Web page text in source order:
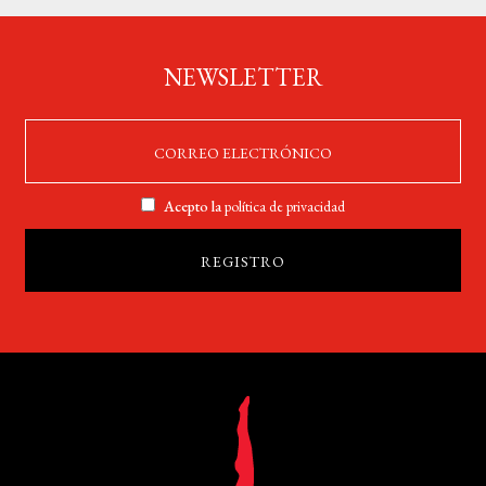
NEWSLETTER
Acepto lapolítica de privacidad